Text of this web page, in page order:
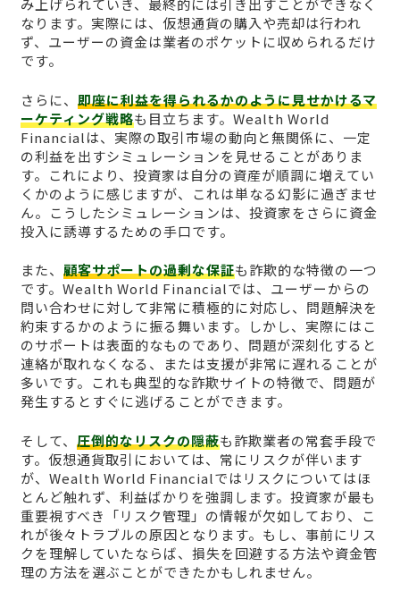
み上げられていき、最終的には引き出すことができなく
なります。実際には、仮想通貨の購入や売却は行われ
ず、ユーザーの資金は業者のポケットに収められるだけ
です。
さらに、 即座に利益を得られるかのように見せかけるマ
ーケティング戦略も目立ちます。Wealth World
Financialは、実際の取引市場の動向と無関係に、一定
の利益を出すシミュレーションを見せることがありま
す。これにより、投資家は自分の資産が順調に増えてい
くかのように感じますが、これは単なる幻影に過ぎませ
ん。こうしたシミュレーションは、投資家をさらに資金
投入に誘導するための手口です。
また、 顧客サポートの過剰な保証も詐欺的な特徴の一つ
です。Wealth World Financialでは、ユーザーからの
問い合わせに対して非常に積極的に対応し、問題解決を
約束するかのように振る舞います。しかし、実際にはこ
のサポートは表面的なものであり、問題が深刻化すると
連絡が取れなくなる、または支援が非常に遅れることが
多いです。これも典型的な詐欺サイトの特徴で、問題が
発生するとすぐに逃げることができます。
そして、 圧倒的なリスクの隠蔽も詐欺業者の常套手段で
す。仮想通貨取引においては、常にリスクが伴います
が、Wealth World Financialではリスクについてはほ
とんど触れず、利益ばかりを強調します。投資家が最も
重要視すべき「リスク管理」の情報が欠如しており、こ
れが後々トラブルの原因となります。もし、事前にリス
クを理解していたならば、損失を回避する方法や資金管
理の方法を選ぶことができたかもしれません。